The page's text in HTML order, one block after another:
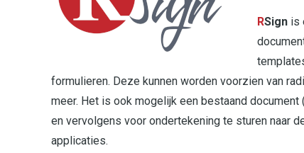
RSign is
formulieren. Deze kunnen worden voorzien van
meer. Het is ook mogelijk een bestaand
en vervolgens voor ondertekening te sturen naar
applicaties.